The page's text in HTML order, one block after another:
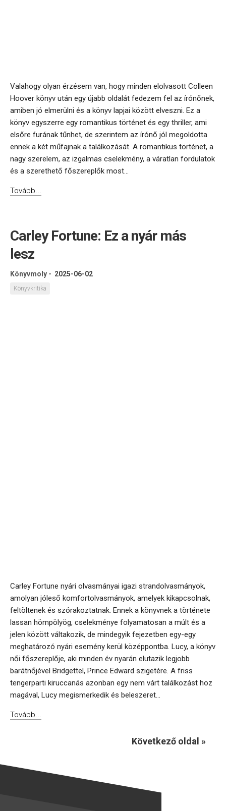
Valahogy olyan érzésem van, hogy minden elolvasott Colleen
Hoover könyv után egy újabb oldalát fedezem fel az írónőnek,
amiben jó elmerülni és a könyv lapjai között elveszni. Ez a
könyv egyszerre egy romantikus történet és egy thriller, ami
elsőre furának tűnhet, de szerintem az írónő jól megoldotta
ennek a két műfajnak a találkozását. A romantikus történet, a
nagy szerelem, az izgalmas cselekmény, a váratlan fordulatok
és a szerethető főszereplők most...
Tovább...
Carley Fortune: Ez a nyár más
lesz
Könyvmoly - 2025-06-02
Könyvkritika
Carley Fortune nyári olvasmányai igazi strandolvasmányok,
amolyan jóleső komfortolvasmányok, amelyek kikapcsolnak,
feltöltenek és szórakoztatnak. Ennek a könyvnek a története
lassan hömpölyög, cselekménye folyamatosan a múlt és a
jelen között váltakozik, de mindegyik fejezetben egy-egy
meghatározó nyári esemény kerül középpontba. Lucy, a könyv
női főszereplője, aki minden év nyarán elutazik legjobb
barátnőjével Bridgettel, Prince Edward szigetére. A friss
tengerparti kiruccanás azonban egy nem várt találkozást hoz
magával, Lucy megismerkedik és beleszeret...
Tovább...
Következő oldal »